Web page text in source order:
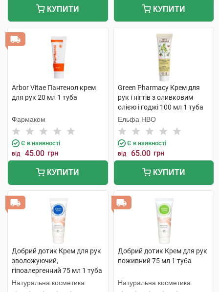
КУПИТИ КУПИТИ
Arbor Vitae Пантенол крем
для рук 20 мл 1 туба
Фармаком
Є в наявності
від 45.00 грн
КУПИТИ
Green Pharmacy Крем для
рук і нігтів з оливковим
олією і годжі 100 мл 1 туба
Ельфа НВО
Є в наявності
від 65.00 грн
КУПИТИ
Добрий дотик Крем для рук
зволожуючий,
гіпоалергенний 75 мл 1 туба
Натуральна косметика
Добрий дотик Крем для рук
поживний 75 мл 1 туба
Натуральна косметика